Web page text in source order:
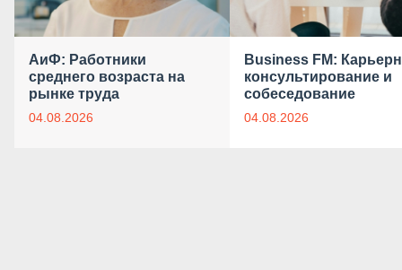
АиФ: Работники
среднего возраста на
рынке труда
04.08.2026
Business FM:
консультирование и
собеседование
04.08.2026